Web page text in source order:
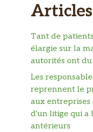
Tant de
élargie sur la
autorités ont
Les
reprennent le
aux
d'un litige qui a
antérieurs